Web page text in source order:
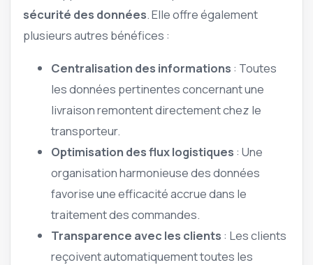
sécurité des données. Elle offre également
plusieurs autres bénéfices :
Centralisation des informations : Toutes
les données pertinentes concernant une
livraison remontent directement chez le
transporteur.
Optimisation des flux logistiques : Une
organisation harmonieuse des données
favorise une efficacité accrue dans le
traitement des commandes.
Transparence avec les clients : Les clients
reçoivent automatiquement toutes les